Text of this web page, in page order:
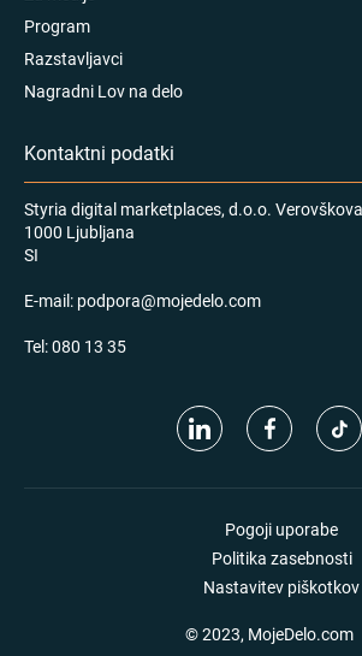
Program
Razstavljavci
Nagradni Lov na delo
Kontaktni podatki
Styria digital marketplaces, d.o.o.
1000 Ljubljana
SI
E-mail: podpora@mojedelo.com
Tel:080 13 35
Pogoji uporabe
Politika zasebnosti
Nastavitev piškotkov
© 2023, MojeDelo.com